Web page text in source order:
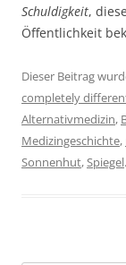
Schuldigkeit,
Öffentlichkeit
Dieser Beitrag
completely
Alternativmedizin,
Medizingeschichte,
Sonnenhut,Spiegel.